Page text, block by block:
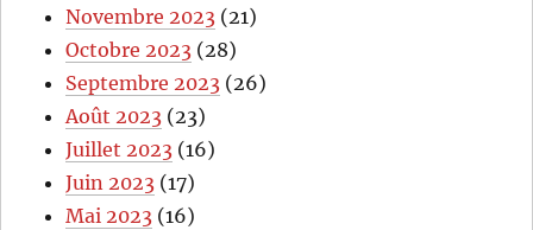
Novembre 2023 (21)
Octobre 2023 (28)
Septembre 2023 (26)
Août 2023 (23)
Juillet 2023 (16)
Juin 2023 (17)
Mai 2023 (16)